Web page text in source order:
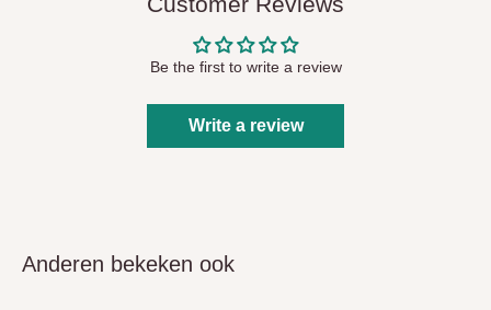
Be the first to write a review
Write a review
Anderen bekeken ook